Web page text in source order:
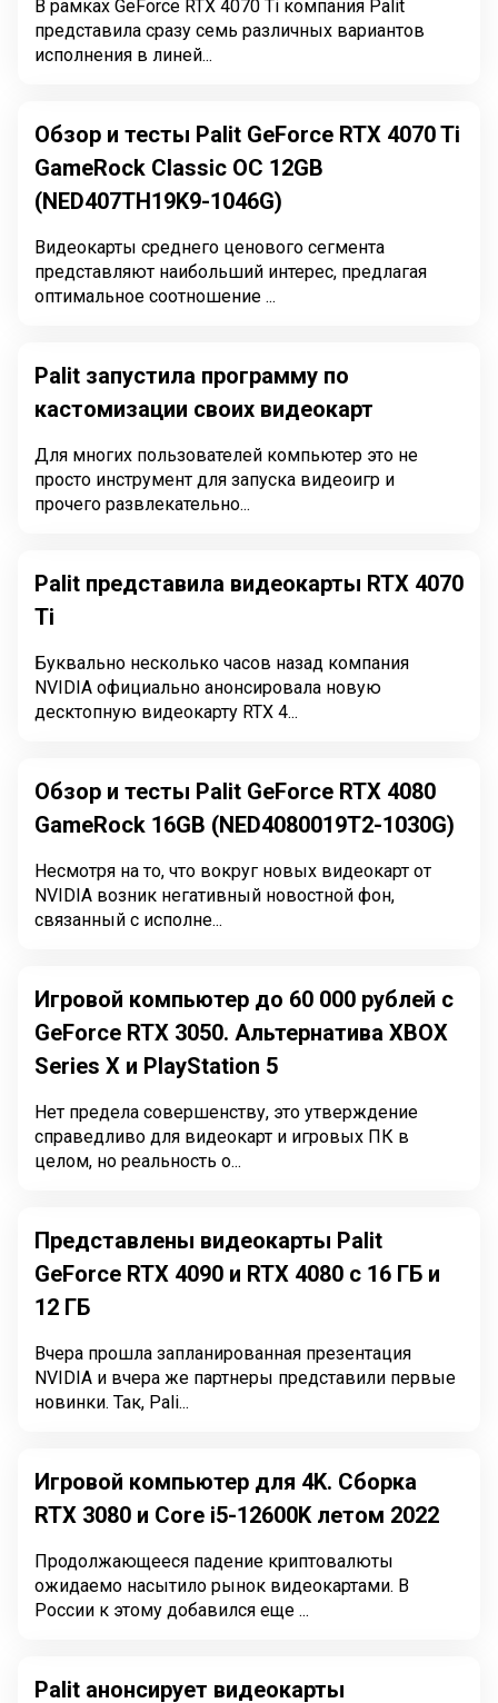
В рамках GeForce RTX 4070 Ti компания Palit
представила сразу семь различных вариантов
исполнения в линей...
Обзор и тесты Palit GeForce RTX 4070 Ti
GameRock Classic OC 12GB
(NED407TH19K9-1046G)
Видеокарты среднего ценового сегмента
представляют наибольший интерес, предлагая
оптимальное соотношение ...
Palit запустила программу по
кастомизации своих видеокарт
Для многих пользователей компьютер это не
просто инструмент для запуска видеоигр и
прочего развлекательно...
Palit представила видеокарты RTX 4070
Ti
Буквально несколько часов назад компания
NVIDIA официально анонсировала новую
десктопную видеокарту RTX 4...
Обзор и тесты Palit GeForce RTX 4080
GameRock 16GB (NED4080019T2-1030G)
Несмотря на то, что вокруг новых видеокарт от
NVIDIA возник негативный новостной фон,
связанный с исполне...
Игровой компьютер до 60 000 рублей с
GeForce RTX 3050. Альтернатива XBOX
Series X и PlayStation 5
Нет предела совершенству, это утверждение
справедливо для видеокарт и игровых ПК в
целом, но реальность о...
Представлены видеокарты Palit
GeForce RTX 4090 и RTX 4080 с 16 ГБ и
12 ГБ
Вчера прошла запланированная презентация
NVIDIA и вчера же партнеры представили первые
новинки. Так, Pali...
Игровой компьютер для 4K. Сборка
RTX 3080 и Core i5-12600K летом 2022
Продолжающееся падение криптовалюты
ожидаемо насытило рынок видеокартами. В
России к этому добавился еще ...
Palit анонсирует видеокарты